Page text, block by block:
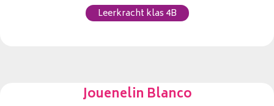
Leerkracht klas 4B
Jouenelin Blanco